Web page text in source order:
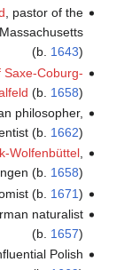
, pastor of the
(b. 1643)
Saxe-Coburg-
(b. 1658)
philosopher,
(b. 1662)
Wolfenbüttel,
(b. 1658)
(b. 1671)
naturalist
(b. 1657)
Polish